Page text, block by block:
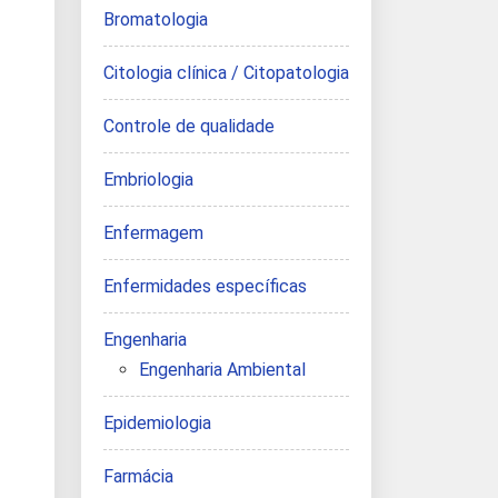
Bromatologia
Citologia clínica / Citopatologia
Controle de qualidade
Embriologia
Enfermagem
Enfermidades específicas
Engenharia
Engenharia Ambiental
Epidemiologia
Farmácia